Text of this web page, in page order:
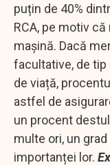
puțin de 40%
RCA, pe motiv
mașină. Dacă
facultative, de tip
de viață,
astfel de
un procent
multe ori, un
importanței lor.